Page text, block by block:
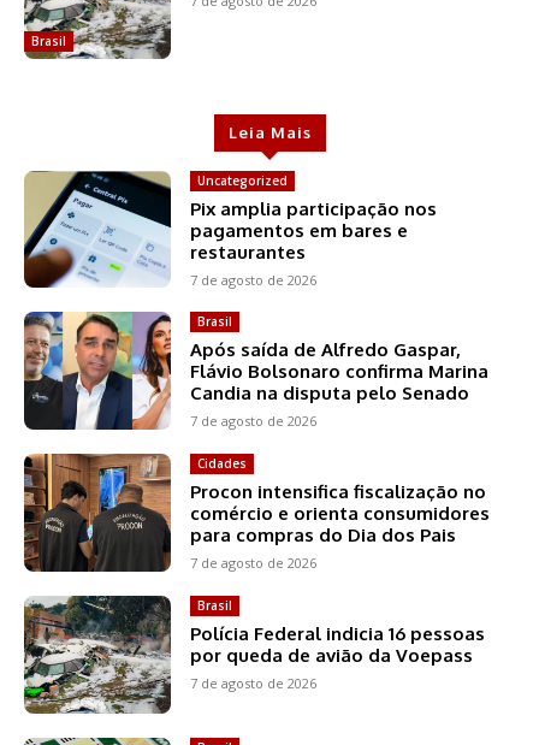
Brasil
Leia Mais
Uncategorized
Pix amplia participação nos
pagamentos em bares e
restaurantes
7 de agosto de 2026
Brasil
Após saída de Alfredo Gaspar,
Flávio Bolsonaro confirma Marina
Candia na disputa pelo Senado
7 de agosto de 2026
Cidades
Procon intensifica fiscalização no
comércio e orienta consumidores
para compras do Dia dos Pais
7 de agosto de 2026
Brasil
Polícia Federal indicia 16 pessoas
por queda de avião da Voepass
7 de agosto de 2026